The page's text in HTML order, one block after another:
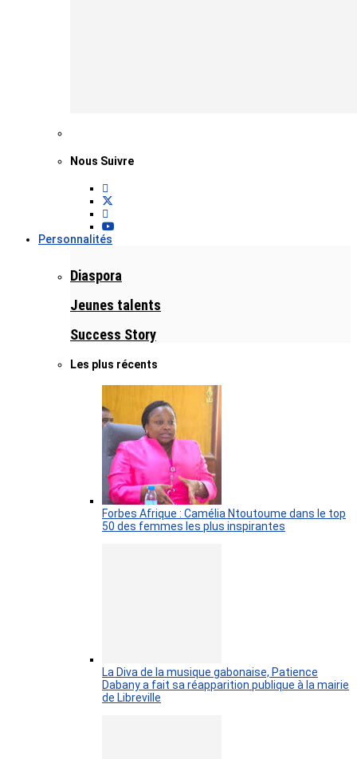
Nous Suivre
Personnalités
Diaspora
Jeunes talents
Success Story
Les plus récents
Forbes Afrique : Camélia Ntoutoume dans le top
50 des femmes les plus inspirantes
La Diva de la musique gabonaise, Patience
Dabany a fait sa réapparition publique à la mairie
de Libreville